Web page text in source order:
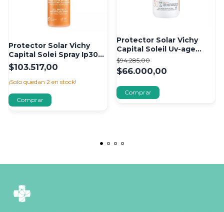
Protector Solar Vichy
Capital Solei Spray Ip30
200ml Sp
$103.517,00
¡Solo quedan 2 en stock!
Protector Solar Vichy
Capital Soleil Uv-age
Daily Fps 50 Con Color
$66.000,00
$94.285,00